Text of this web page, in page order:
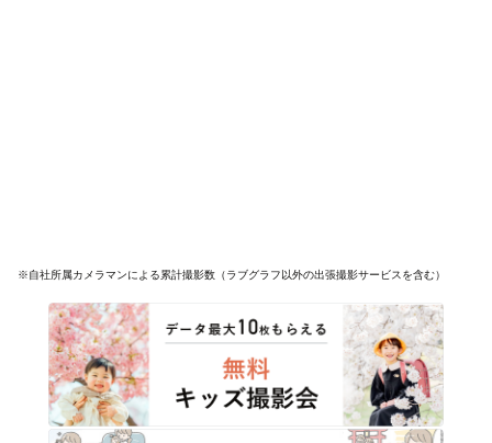
※自社所属カメラマンによる累計撮影数（ラブグラフ以外の出張撮影サービスを含む）